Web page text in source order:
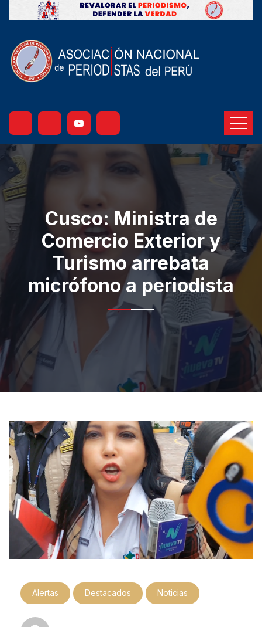
Cusco: Ministra de
Comercio Exterior y
Turismo arrebata
micrófono a periodista
Alertas Destacados Noticias